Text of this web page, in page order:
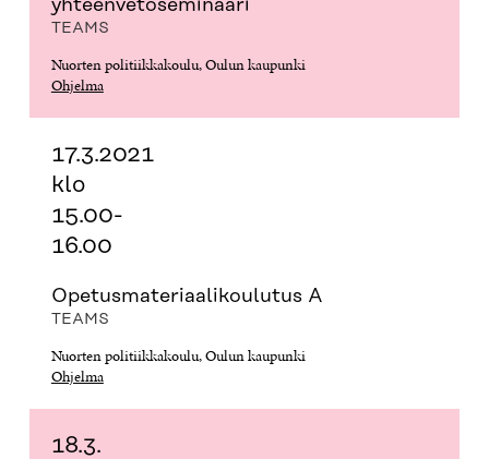
yhteenvetoseminaari
TEAMS
Nuorten politiikkakoulu, Oulun kaupunki
Ohjelma
17.3.2021
klo
15.00-
16.00
Opetus­ma­te­ri­aa­li­koulutus A
TEAMS
Nuorten politiikkakoulu, Oulun kaupunki
Ohjelma
18.3.